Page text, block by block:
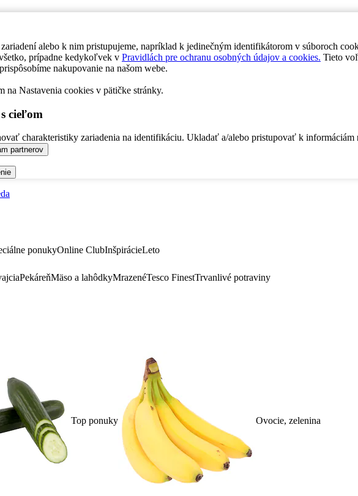
alebo k nim pristupujeme, napríklad k jedinečným identifikátorom v súboroch
prípadne kedykoľvek v Pravidlách pre ochranu osobných údajov a cookies. Tieto
nakupovanie na našom webe.
na Nastavenia cookies v pätičke stránky.
cieľom
charakteristiky zariadenia na identifikáciu. Ukladať a/alebo pristupovať k informáciám
partnerov
ponukyOnline ClubInšpirácieLeto
PekáreňMäso a lahôdkyMrazenéTesco FinestTrvanlivé potraviny
Top ponuky Ovocie, zelenina